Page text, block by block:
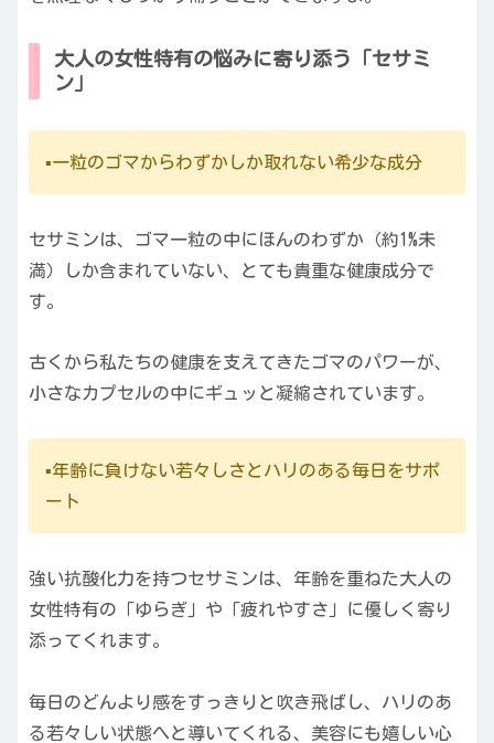
大人の女性特有の悩みに寄り添う「セサミ
ン」
▪️一粒のゴマからわずかしか取れない希少な成分
セサミンは、ゴマ一粒の中にほんのわずか（約1%未
満）しか含まれていない、とても貴重な健康成分で
す。
古くから私たちの健康を支えてきたゴマのパワーが、
小さなカプセルの中にギュッと凝縮されています。
▪️年齢に負けない若々しさとハリのある毎日をサポ
ート
強い抗酸化力を持つセサミンは、年齢を重ねた大人の
女性特有の「ゆらぎ」や「疲れやすさ」に優しく寄り
添ってくれます。
毎日のどんより感をすっきりと吹き飛ばし、ハリのあ
る若々しい状態へと導いてくれる、美容にも嬉しい心